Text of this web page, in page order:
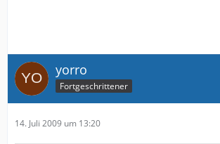
yorro
Fortgeschrittener
14. Juli 2009 um 13:20